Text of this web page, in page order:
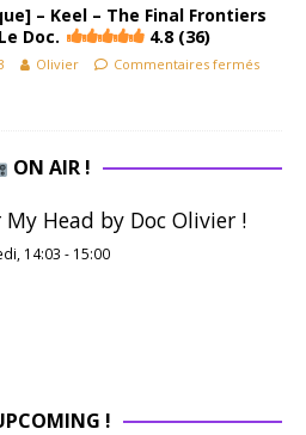
– Keel – The Final Frontiers
Doc.
4.8 (36)
Olivier Commentaires fermés
ON AIR !
My Head by Doc Olivier !
14:03 - 15:00
!